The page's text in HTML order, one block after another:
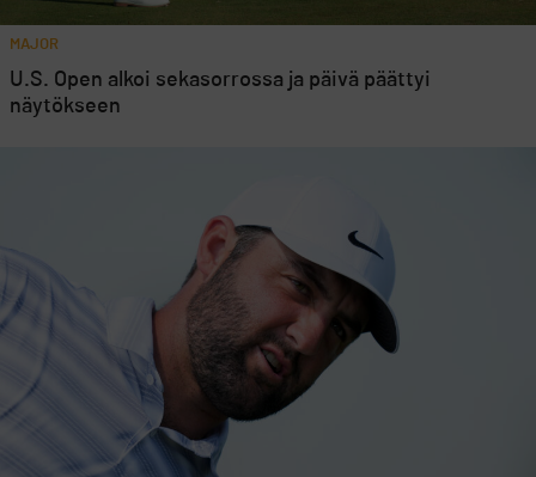
MAJOR
U.S. Open alkoi sekasorrossa ja päivä päättyi
näytökseen